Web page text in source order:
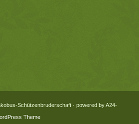
Schützenbruderschaft · powered by A24-
Theme